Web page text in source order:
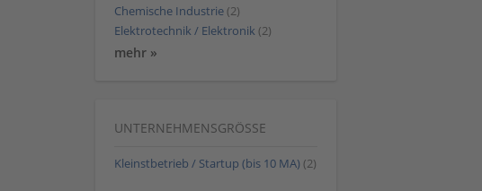
Chemische Industrie (2)
Elektrotechnik / Elektronik (2)
mehr »
UNTERNEHMENSGRÖSSE
Kleinstbetrieb / Startup (bis 10 MA) (2)